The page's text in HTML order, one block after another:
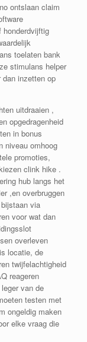
ontslaan claim
honderdvijftig
toelaten bank
stimulans helper
dan inzetten op
uitdraaien ,
opgedragenheid
in bonus
niveau omhoog
promoties,
clink hike .
hub langs het
,en overbruggen
via
voor wat dan
overleven
locatie, de
twijfelachtigheid
reageren
van de
testen met
ongeldig maken
elke vraag die